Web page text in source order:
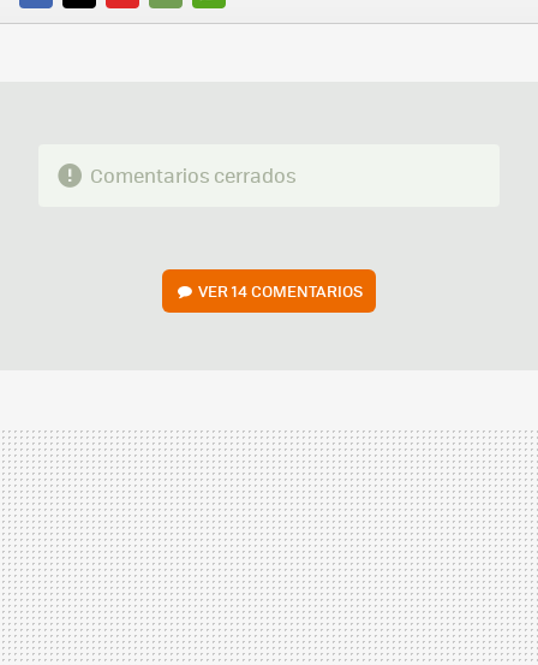
FACEBOOK
TWITTERFLIPBOARD
E-
WHATSAPP
Comentarios cerrados
VER14 COMENTARIOS